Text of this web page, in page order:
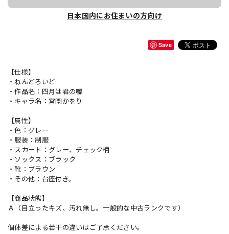
日本国内にお住まいの方向け
Save
【仕様】
・ねんどろいど
・作品名：四月は君の嘘
・キャラ名：宮園かをり
【属性】
・色：グレー
・服装：制服
・スカート：グレー、チェック柄
・ソックス：ブラック
・靴：ブラウン
・その他：台座付き。
【商品状態】
Ａ（目立ったキズ、汚れ無し。一般的な中古ランクです）
個体差による若干の違いはご了承ください。